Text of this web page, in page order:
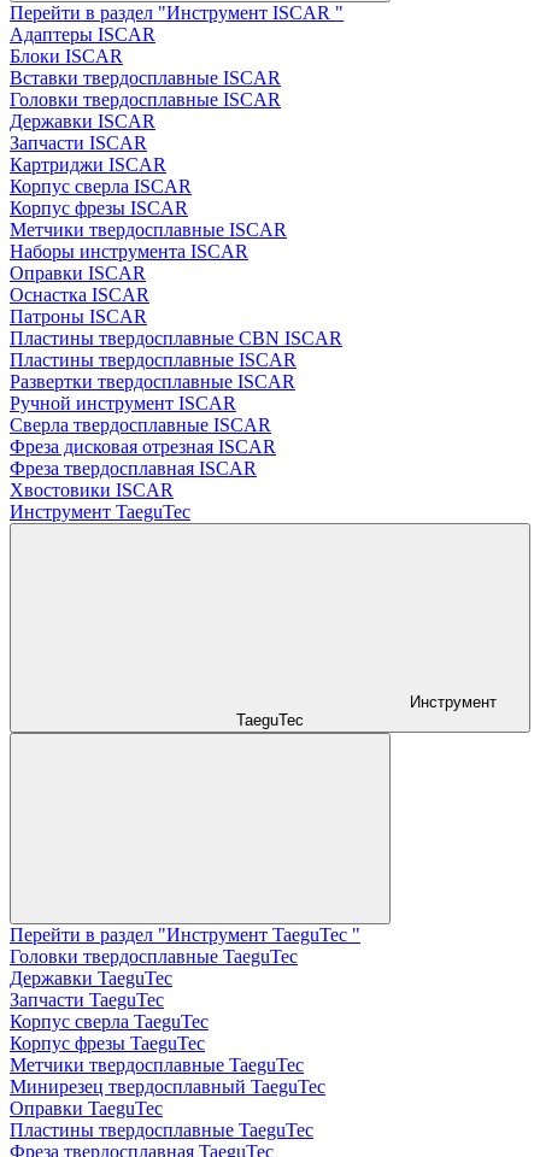
Перейти в раздел "Инструмент ISCAR "
Адаптеры ISCAR
Блоки ISCAR
Вставки твердосплавные ISCAR
Головки твердосплавные ISCAR
Державки ISCAR
Запчасти ISCAR
Картриджи ISCAR
Корпус сверла ISCAR
Корпус фрезы ISCAR
Метчики твердосплавные ISCAR
Наборы инструмента ISCAR
Оправки ISCAR
Оснастка ISCAR
Патроны ISCAR
Пластины твердосплавные CBN ISCAR
Пластины твердосплавные ISCAR
Развертки твердосплавные ISCAR
Ручной инструмент ISCAR
Сверла твердосплавные ISCAR
Фреза дисковая отрезная ISCAR
Фреза твердосплавная ISCAR
Хвостовики ISCAR
Инструмент TaeguTec
Инструмент
TaeguTec
Перейти в раздел "Инструмент TaeguTec "
Головки твердосплавные TaeguTec
Державки TaeguTec
Запчасти TaeguTec
Корпус сверла TaeguTec
Корпус фрезы TaeguTec
Метчики твердосплавные TaeguTec
Минирезец твердосплавный TaeguTec
Оправки TaeguTec
Пластины твердосплавные TaeguTec
Фреза твердосплавная TaeguTec